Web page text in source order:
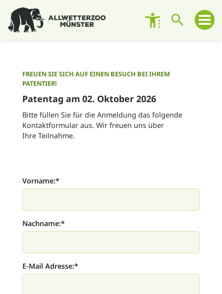
FREUEN SIE SICH AUF EINEN BESUCH BEI IHREM
PATENTIER!
Patentag am 02. Oktober 2026
Bitte füllen Sie für die Anmeldung das folgende
Kontaktformular aus. Wir freuen uns über
Ihre Teilnahme.
Vorname:*
Nachname:*
E-Mail Adresse:*
Zoo erleben
Tierübersicht
Ehrenamt